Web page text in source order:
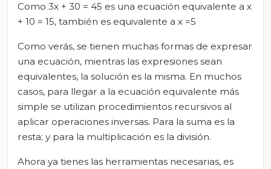
Como 3x + 30 = 45 es una ecuación equivalente a x
+ 10 = 15, también es equivalente a x =5
Como verás, se tienen muchas formas de expresar
una ecuación, mientras las expresiones sean
equivalentes, la solución es la misma. En muchos
casos, para llegar a la ecuación equivalente más
simple se utilizan procedimientos recursivos al
aplicar operaciones inversas. Para la suma es la
resta; y para la multiplicación es la división.
Ahora ya tienes las herramientas necesarias, es